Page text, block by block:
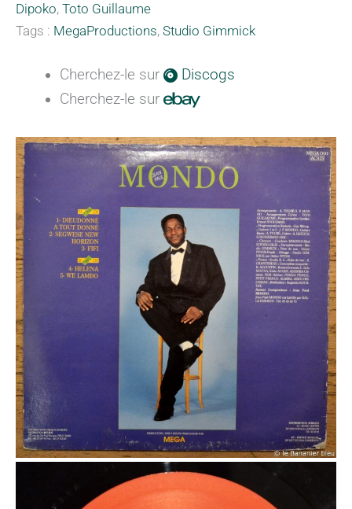
Dipoko, Toto Guillaume
Tags : MegaProductions, Studio Gimmick
Cherchez-le sur
Discogs
Cherchez-le sur